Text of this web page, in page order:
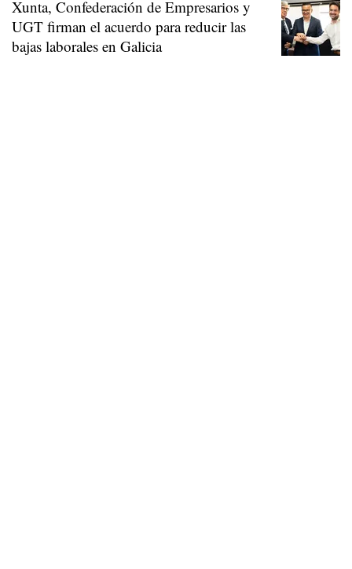
Xunta, Confederación de Empresarios y
UGT firman el acuerdo para reducir las
bajas laborales en Galicia